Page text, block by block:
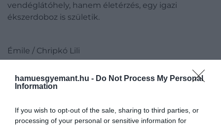
hamuesgyemant.hu - Do Not Process My Personal
Information
If you wish to opt-out of the sale, sharing to third parties, or
processing of your personal or sensitive information for
vendéglátóhely, hanem életérzés, egy igazi
ékszerdoboz is születik.
Émile / Chripkó Lili
A fine dining kezdetek után ma már egy lazább,
brunch&lunch szemléletű, többfunkciós gasztrotér
áll. Az étterem az egész napos reggelik, üzleti
ebédek, családi események kedvelt helyszíne,